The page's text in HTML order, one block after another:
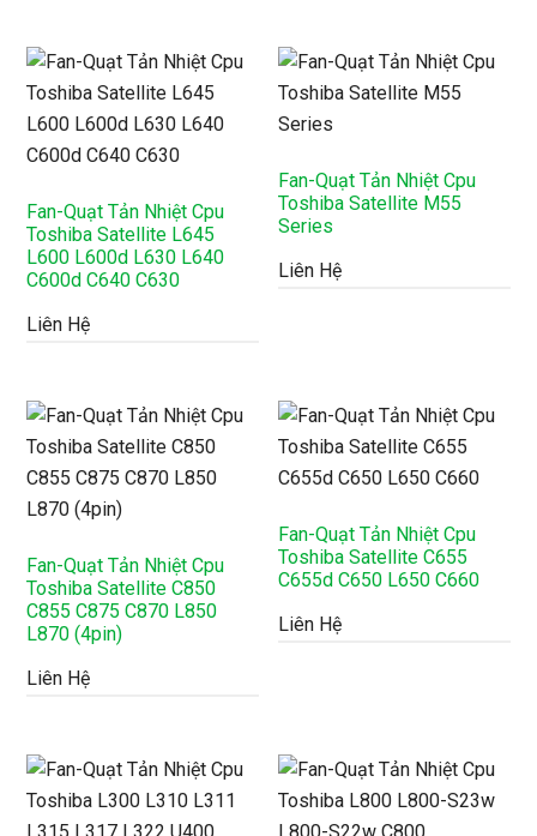
Fan-Quạt Tản Nhiệt Cpu
Toshiba Satellite L645
L600 L600d L630 L640
C600d C640 C630
Liên Hệ
Fan-Quạt Tản Nhiệt Cpu
Toshiba Satellite M55
Series
Liên Hệ
Fan-Quạt Tản Nhiệt Cpu
Toshiba Satellite C850
C855 C875 C870 L850
L870 (4pin)
Liên Hệ
Fan-Quạt Tản Nhiệt Cpu
Toshiba Satellite C655
C655d C650 L650 C660
Liên Hệ